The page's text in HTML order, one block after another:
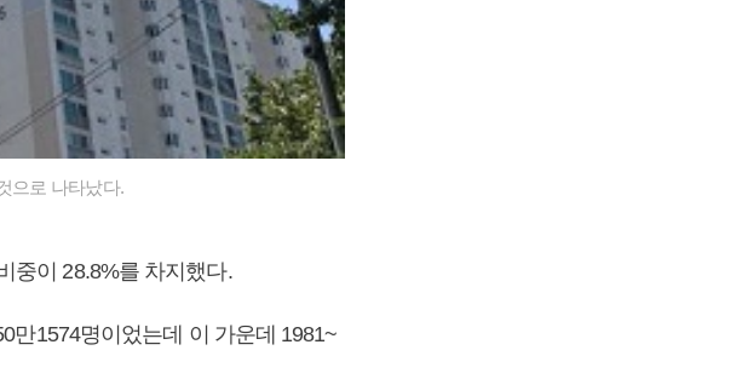
으로 나타났다.
중이 28.8%를 차지했다.
만1574명이었는데 이 가운데 1981~